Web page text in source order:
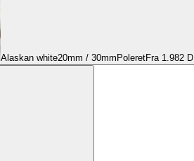
Alaskan white20mm / 30mm PoleretFra 1.982